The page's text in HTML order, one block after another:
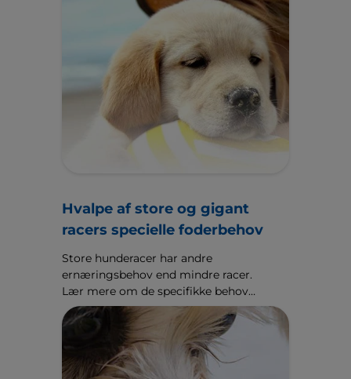
Hvalpe af store og gigant
racers specielle foderbehov
Store hunderacer har andre
ernæringsbehov end mindre racer.
Lær mere om de specifikke behov
hos store og gigantiske racer.